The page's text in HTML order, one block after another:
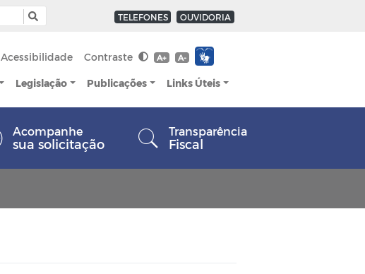
TELEFONES OUVIDORIA
Acessibilidade Contraste A+ A-
Legislação Publicações Links Úteis
Acompanhe
sua solicitação
Transparência
Fiscal